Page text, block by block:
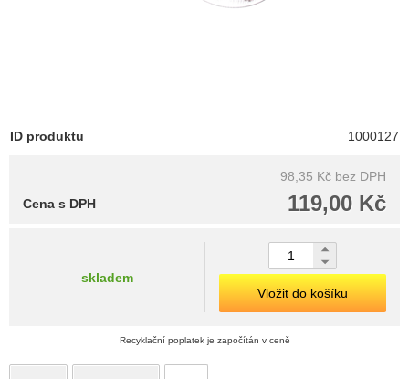
ID produktu 1000127
98,35 Kč bez DPH
119,00 Kč
Cena s DPH
skladem
Vložit do košíku
Recyklační poplatek je započítán v ceně